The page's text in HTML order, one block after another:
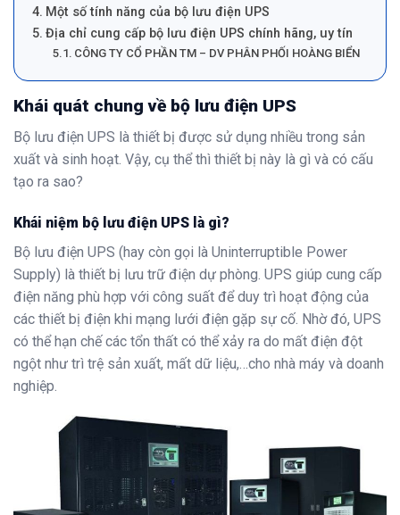
Một số tính năng của bộ lưu điện UPS
Địa chỉ cung cấp bộ lưu điện UPS chính hãng, uy tín
CÔNG TY CỔ PHẦN TM – DV PHÂN PHỐI HOÀNG BIỂN
Khái quát chung về bộ lưu điện UPS
Bộ lưu điện UPS là thiết bị được sử dụng nhiều trong sản
xuất và sinh hoạt. Vậy, cụ thể thì thiết bị này là gì và có cấu
tạo ra sao?
Khái niệm bộ lưu điện UPS là gì?
Bộ lưu điện UPS (hay còn gọi là Uninterruptible Power
Supply) là thiết bị lưu trữ điện dự phòng. UPS giúp cung cấp
điện năng phù hợp với công suất để duy trì hoạt động của
các thiết bị điện khi mạng lưới điện gặp sự cố. Nhờ đó, UPS
có thể hạn chế các tổn thất có thể xảy ra do mất điện đột
ngột như trì trệ sản xuất, mất dữ liệu,…cho nhà máy và doanh
nghiệp.